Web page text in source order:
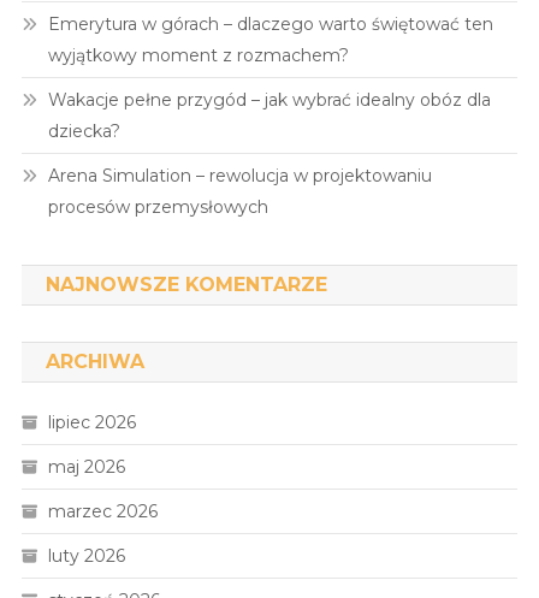
Emerytura w górach – dlaczego warto świętować ten
wyjątkowy moment z rozmachem?
Wakacje pełne przygód – jak wybrać idealny obóz dla
dziecka?
Arena Simulation – rewolucja w projektowaniu
procesów przemysłowych
NAJNOWSZE KOMENTARZE
ARCHIWA
lipiec 2026
maj 2026
marzec 2026
luty 2026